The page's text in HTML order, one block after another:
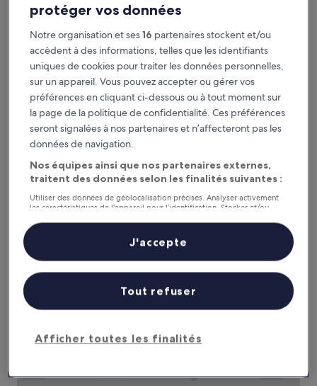
Économisez plus grâce aux Prix membres
Consultez les prix pour ces dates
7 août - 8 août
8 août - 9 août
Ce week-end
Recommandés Prix (croissant)
Gare de Schönerlinde : où loger à
proximité ?
Motel Zur Dachsbaude
protéger vos données
Notre organisation et ses16 partenaires stockent et/ou
accèdent à des informations, telles que les identifiants
uniques de cookies pour traiter les données personnelles,
sur un appareil. Vous pouvez accepter ou gérer vos
préférences en cliquant ci-dessous ou à tout moment sur
la page de la politique de confidentialité. Ces préférences
seront signalées à nos partenaires et n’affecteront pas les
données de navigation.
Nos équipes ainsi que nos partenaires externes,
traitent des données selon les finalités suivantes :
Utiliser des données de géolocalisation précises. Analyser activement
les caractéristiques de l’appareil pour l’identification. Stocker et/ou
personnalisés, mesure de performance des publicités et du contenu,
études d’audience et développement de services.
Liste de nos partenaires (fournisseurs)
Afficher toutes les finalités
Tout refuser
J'accepte